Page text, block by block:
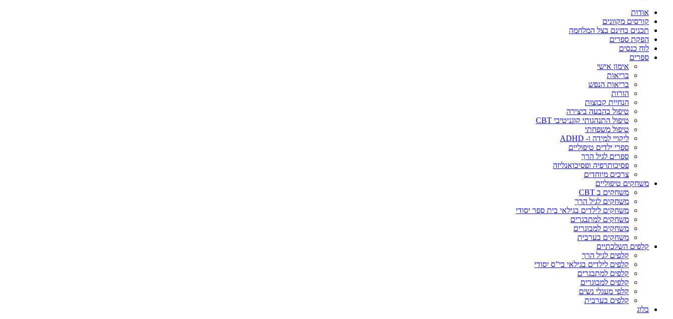
אודות
קורסים מקוונים
תכנים בחינם בצל המלחמה
הפקת ספרים
לוח כנסים
ספרים
אימון אישי
בריאות
בריאות הנפש
הורות
הנחיית קבוצות
טיפול בהבעה ביצירה
טיפול התנהגותי קוגניטיבי CBT
טיפול משפחתי
ליקויי למידה ו- ADHD
ספרי ילדים טיפוליים
ספרים לגיל הרך
פסיכותרפיה ופסיכואנליזה
צרכים מיוחדים
משחקים טיפוליים
משחקים ב CBT
משחקים לגיל הרך
משחקים לילדים בגילאי בית ספר יסודי
משחקים למתבגרים
משחקים למבוגרים
משחקים בערבית
קלפים השלכתיים
קלפים לגיל הרך
קלפים לילדים בגילאי בי”ס יסודי
קלפים למתבגרים
קלפים למבוגרים
קלפי מעגלי נשים
קלפים בערבית
בלוג